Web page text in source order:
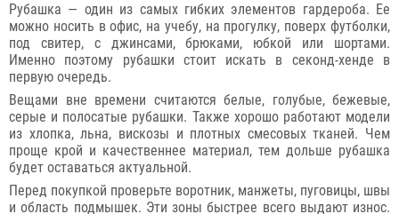
Рубашка — один из самых гибких элементов гардероба. Ее
можно носить в офис, на учебу, на прогулку, поверх футболки,
под свитер, с джинсами, брюками, юбкой или шортами.
Именно поэтому рубашки стоит искать в секонд-хенде в
первую очередь.
Вещами вне времени считаются белые, голубые, бежевые,
серые и полосатые рубашки. Также хорошо работают модели
из хлопка, льна, вискозы и плотных смесовых тканей. Чем
проще крой и качественнее материал, тем дольше рубашка
будет оставаться актуальной.
Перед покупкой проверьте воротник, манжеты, пуговицы, швы
и область подмышек. Эти зоны быстрее всего выдают износ.